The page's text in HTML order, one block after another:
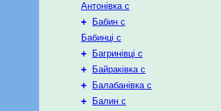
Антонівка с
+
Бабин с
Бабинці с
+
Багринівці с
+
Байраківка с
+
Балабанівка с
+
Балин с